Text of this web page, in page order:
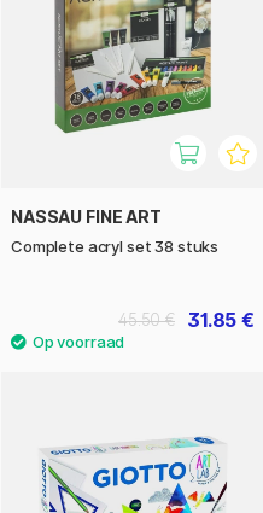
NASSAU FINE ART
Complete acryl set 38 stuks
31.85 €
45.50 €